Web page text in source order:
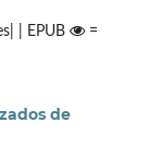
| EPUB
=
de